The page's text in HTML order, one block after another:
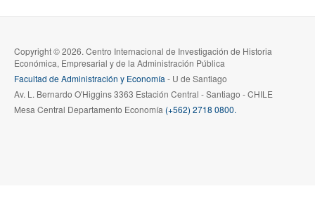
Copyright © 2026. Centro Internacional de Investigación de Historia
Económica, Empresarial y de la Administración Pública
Facultad de Administración y Economía - U de Santiago
Av. L. Bernardo O'Higgins 3363 Estación Central - Santiago - CHILE
Mesa Central Departamento Economía (+562) 2718 0800.